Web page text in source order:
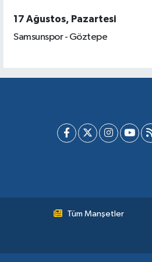
17 Ağustos, Pazartesi
Samsunspor - Göztepe
Tüm Manşetler